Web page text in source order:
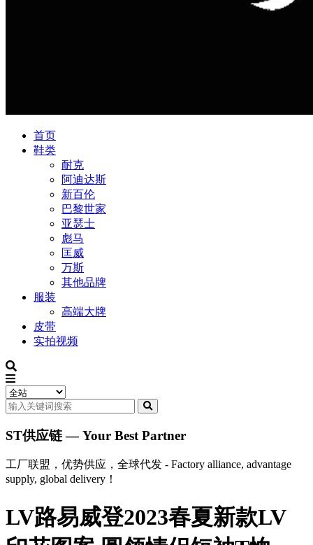
首页
鞋类
耐克
阿迪达斯
新百伦
巴黎世家
亚瑟士
彪马
匡威
万斯
其他品牌
服装
高端大牌
皮带
实拍视频
ST供应链 — Your Best Partner
工厂联盟，优势供应，全球代发 - Factory alliance, advantage
supply, global delivery！
LV路易威登2023春夏新款LV